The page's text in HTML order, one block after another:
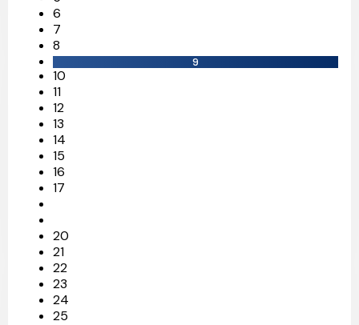
6
7
8
9
10
11
12
13
14
15
16
17
20
21
22
23
24
25